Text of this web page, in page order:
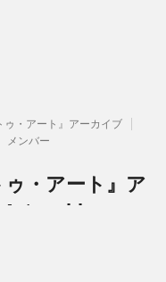
ゥ・アート』アーカイブ
メンバー
・アート』ア
archive